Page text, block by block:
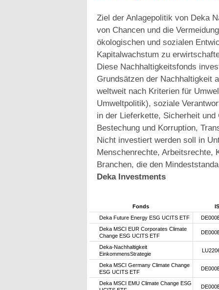
Ziel der Anlagepolitik von Deka
von Chancen und die
ökologischen und sozialen
Kapitalwachstum zu
Diese Nachhaltigkeitsfonds
Grundsätzen der Nachhaltigkeit
weltweit nach Kriterien für
Umweltpolitik), soziale
in der Lieferkette, Sicherheit
Bestechung und Korruption,
Nicht investiert werden soll in
Menschenrechte, Arbeitsrechte,
Branchen, die den
Deka Investments
Fonds
Deka Future Energy ESG UCITS ETF
Deka MSCI EUR Corporates Climate
Change ESG UCITS ETF
Deka-Nachhaltigkeit
EinkommensStrategie
Deka MSCI Germany Climate Change
ESG UCITS ETF
Deka MSCI EMU Climate Change ESG